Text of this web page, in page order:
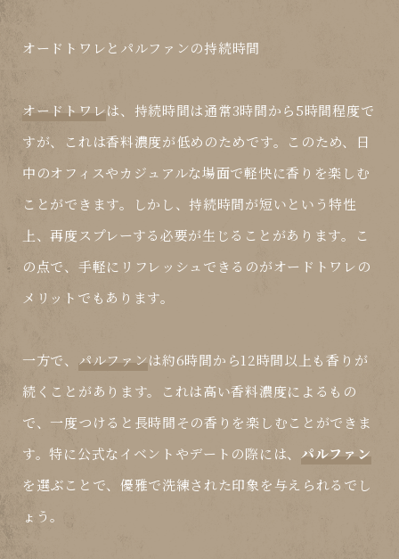
オードトワレと パルファンの持続時間
オードトワレは、持続時間は通常3時間から5時間程度で
すが、これは香料濃度が低めのためです。このため、日
中のオフィスやカジュアルな場面で軽快に香りを楽しむ
ことができます。しかし、持続時間が短いという特性
上、再度スプレーする必要が生じることがあります。こ
の点で、手軽にリフレッシュできるのがオードトワレの
メリットでもあります。
一方で、 パルファンは約6時間から12時間以上も香りが
続くことがあります。これは高い香料濃度によるもの
で、一度つけると長時間その香りを楽しむことができま
す。特に公式なイベントやデートの際には、 パルファン
を選ぶことで、優雅で洗練された印象を与えられるでし
ょう。